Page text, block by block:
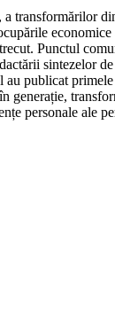
transformărilor
Punctul
sintezelor
publicat primele
generație,
personale ale